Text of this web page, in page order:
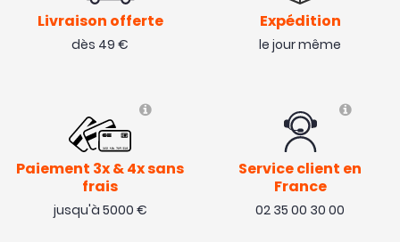
Livraison offerte
dès 49 €
Expédition
le jour même
Paiement 3x & 4x sans
frais
jusqu'à 5000 €
Service client en
France
02 35 00 30 00